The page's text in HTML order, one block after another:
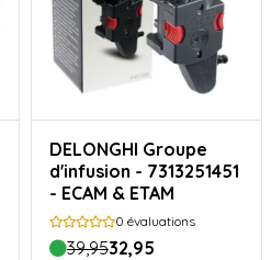
DELONGHI Groupe
d'infusion - 7313251451
- ECAM & ETAM
0 évaluations
39,9532,95